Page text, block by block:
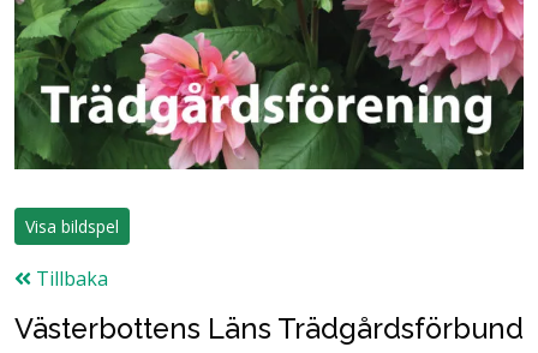
Visa bildspel
Tillbaka
Västerbottens Läns Trädgårdsförbund